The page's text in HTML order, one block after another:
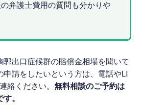
弁護士費用の質問も分かりや
郭出口症候群の賠償金相場を聞いて
申請をしたいという方は、電話やLI
絡ください。無料相談のご予約は
。